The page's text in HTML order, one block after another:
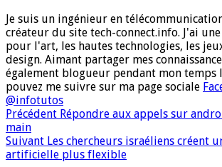
Je suis un ingénieur en
créateur du site tech-connect.info. J'ai
pour l'art, les hautes technologies, les
design. Aimant partager mes
également blogueur pendant mon temps
pouvez me suivre sur ma page sociale
@infotutos
Précédent Répondre aux appels sur
main
Suivant Les chercheurs israéliens créent
artificielle plus flexible